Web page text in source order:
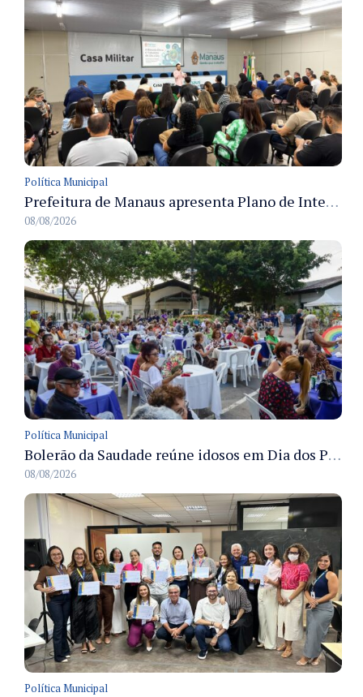
Política Municipal
Prefeitura de Manaus apresenta Plano de Integridade da CGM e qualifica servidores para governança e conformidade no biênio 2027-2028
08/08/2026
Política Municipal
Bolerão da Saudade reúne idosos em Dia dos Pais promovido pela Fundação Dr. Thomas em Manaus
08/08/2026
Política Municipal